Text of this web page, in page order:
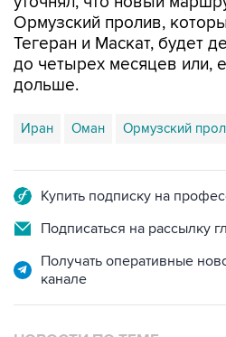
Ормузский пролив,
Тегеран и Маскат, будет
до четырех месяцев или,
дольше.
Иран Оман Ормузский
Купить подписку на
Подписаться на рассылку
Получать оперативные
канале